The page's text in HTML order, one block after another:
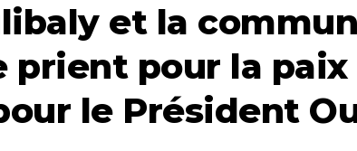
et la
prient pour la paix
le Président